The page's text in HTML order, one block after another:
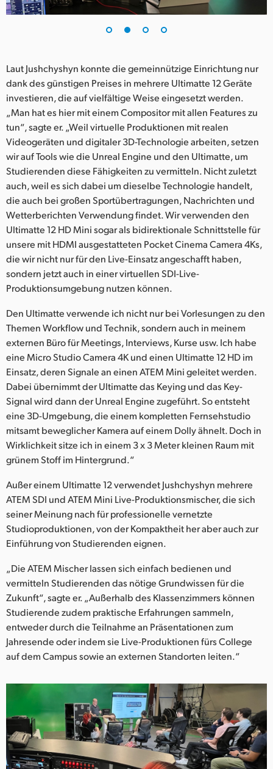
Laut Jushchyshyn konnte die gemeinnützige Einrichtung nur
dank des günstigen Preises in mehrere Ultimatte 12 Geräte
investieren, die auf vielfältige Weise eingesetzt werden.
„Man hat es hier mit einem Compositor mit allen Features zu
tun“, sagte er. „Weil virtuelle Produktionen mit realen
Videogeräten und digitaler 3D-Technologie arbeiten, setzen
wir auf Tools wie die Unreal Engine und den Ultimatte, um
Studierenden diese Fähigkeiten zu vermitteln. Nicht zuletzt
auch, weil es sich dabei um dieselbe Technologie handelt,
die auch bei großen Sportübertragungen, Nachrichten und
Wetterberichten Verwendung findet. Wir verwenden den
Ultimatte 12 HD Mini sogar als bidirektionale Schnittstelle für
unsere mit HDMI ausgestatteten Pocket Cinema Camera 4Ks,
die wir nicht nur für den Live-Einsatz angeschafft haben,
sondern jetzt auch in einer virtuellen SDI-Live-
Produktionsumgebung nutzen können.
Den Ultimatte verwende ich nicht nur bei Vorlesungen zu den
Themen Workflow und Technik, sondern auch in meinem
externen Büro für Meetings, Interviews, Kurse usw. Ich habe
eine Micro Studio Camera 4K und einen Ultimatte 12 HD im
Einsatz, deren Signale an einen ATEM Mini geleitet werden.
Dabei übernimmt der Ultimatte das Keying und das Key-
Signal wird dann der Unreal Engine zugeführt. So entsteht
eine 3D-Umgebung, die einem kompletten Fernsehstudio
mitsamt beweglicher Kamera auf einem Dolly ähnelt. Doch in
Wirklichkeit sitze ich in einem 3 x 3 Meter kleinen Raum mit
grünem Stoff im Hintergrund.“
Außer einem Ultimatte 12 verwendet Jushchyshyn mehrere
ATEM SDI und ATEM Mini Live-Produktionsmischer, die sich
seiner Meinung nach für professionelle vernetzte
Studioproduktionen, von der Kompaktheit her aber auch zur
Einführung von Studierenden eignen.
„Die ATEM Mischer lassen sich einfach bedienen und
vermitteln Studierenden das nötige Grundwissen für die
Zukunft“, sagte er. „Außerhalb des Klassenzimmers können
Studierende zudem praktische Erfahrungen sammeln,
entweder durch die Teilnahme an Präsentationen zum
Jahresende oder indem sie Live-Produktionen fürs College
auf dem Campus sowie an externen Standorten leiten.“